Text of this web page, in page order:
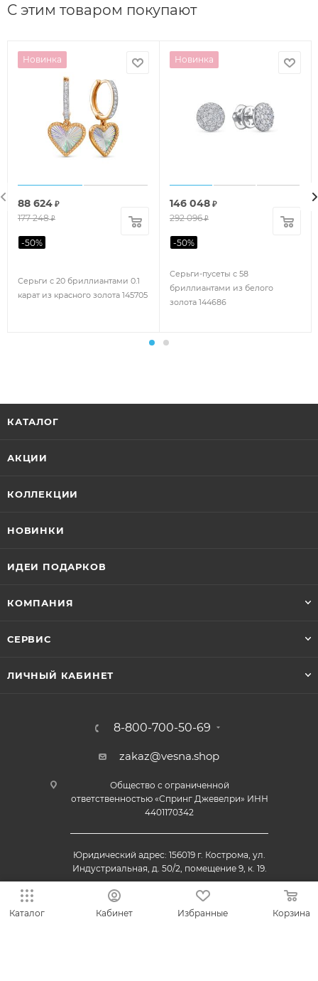
С этим товаром покупают
Новинка
Серьги с 20 бриллиантами 0.1
карат из красного золота 145705
88 624 ₽
177 248₽
-50%
Новинка
Серьги-пусеты с 58
бриллиантами из белого
золота 144686
146 048 ₽
292 096₽
-50%
КАТАЛОГ
АКЦИИ
КОЛЛЕКЦИИ
НОВИНКИ
ИДЕИ ПОДАРКОВ
КОМПАНИЯ
СЕРВИС
ЛИЧНЫЙ КАБИНЕТ
8-800-700-50-69
zakaz@vesna.shop
Общество с ограниченной
ответственностью «Спринг Джевелри» ИНН
4401170342
Юридический адрес: 156019 г. Кострома, ул.
Индустриальная, д. 50/2, помещение 9, к. 19.
Каталог Кабинет Избранные Корзина